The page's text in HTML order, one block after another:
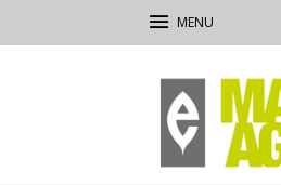
Macchine
Agricole